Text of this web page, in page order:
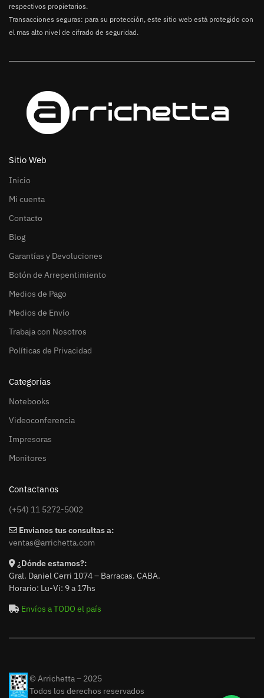
respectivos propietarios.
Transacciones seguras: para su protección, este sitio web está protegido con
el mas alto nivel de cifrado de seguridad.
Sitio Web
Inicio
Mi cuenta
Contacto
Blog
Garantías y Devoluciones
Botón de Arrepentimiento
Medios de Pago
Medios de Envío
Trabaja con Nosotros
Políticas de Privacidad
Categorías
Notebooks
Videoconferencia
Impresoras
Monitores
Contactanos
(+54) 11 5272-5002
Envianos tus consultas a:
ventas@arrichetta.com
¿Dónde estamos?:
Gral. Daniel Cerri 1074 – Barracas. CABA.
Horario: Lu-Vi: 9 a 17hs
Envíos a TODO el país
© Arrichetta – 2025
Todos los derechos reservados